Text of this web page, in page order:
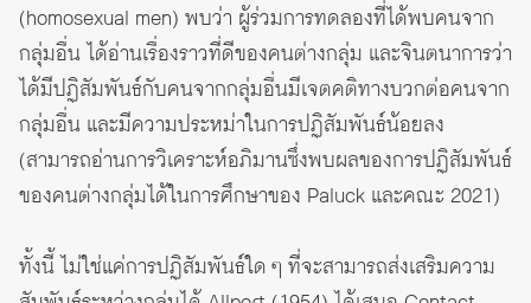
(homosexual men) พบว่า ผู้ร่วมการทดลองที่ได้พบคนจาก
กลุ่มอื่น ได้อ่านเรื่องราวที่ดีของคนต่างกลุ่ม และจินตนาการว่า
ได้มีปฏิสัมพันธ์กับคนจากกลุ่มอื่นมีเจตคติทางบวกต่อคนจาก
กลุ่มอื่น และมีความประหม่าในการปฏิสัมพันธ์น้อยลง
(สามารถอ่านการวิเคราะห์อภิมานซึ่งพบผลของการปฏิสัมพันธ์
ของคนต่างกลุ่มได้ในการศึกษาของ Paluck และคณะ 2021)
ทั้งนี้ ไม่ใช่แค่การปฏิสัมพันธ์ใด ๆ ที่จะสามารถส่งเสริมความ